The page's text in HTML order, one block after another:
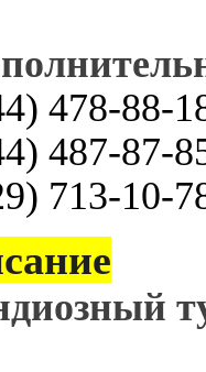
478-88-
487-87-
713-10-